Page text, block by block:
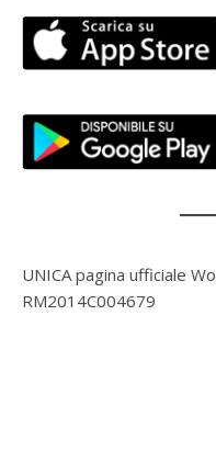
UNICA pagina ufficiale
RM2014C004679